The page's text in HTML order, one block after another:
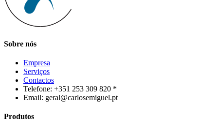
Sobre nós
Empresa
Serviços
Contactos
Telefone: +351 253 309 820 *
Email: geral@carlosemiguel.pt
Produtos